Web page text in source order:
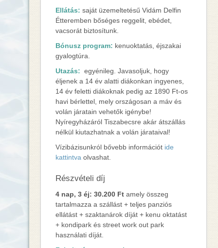
Ellátás: saját üzemeltetésű Vidám Delfin
Étteremben bőséges reggelit, ebédet,
vacsorát biztosítunk.
Bónusz program: kenuoktatás, éjszakai
gyalogtúra.
Utazás: egyénileg. Javasoljuk, hogy
éljenek a 14 év alatti diákonkan ingyenes,
14 év feletti diákoknak pedig az 1890 Ft-os
havi bérlettel, mely országosan a máv és
volán járatain vehetők igénybe!
Nyíregyházáról Tiszabecsre akár átszállás
nélkül kiutazhatnak a volán járataival!
Vízibázisunkról bővebb információt ide
kattintva olvashat.
Részvételi díj
4 nap, 3 éj: 30.200 Ft amely összeg
tartalmazza a szállást + teljes panziós
ellátást + szaktanárok díját + kenu oktatást
+ kondipark és street work out park
használati díját.